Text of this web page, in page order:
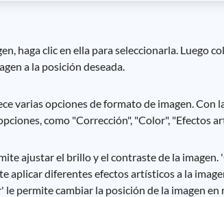
haga clic en ella para seleccionarla. Luego
a la posición deseada.
varias opciones de formato de imagen. Con
como "Corrección", "Color", "Efectos
ajustar el brillo y el contraste de la
aplicar diferentes efectos artísticos a la
le permite cambiar la posición de la imagen